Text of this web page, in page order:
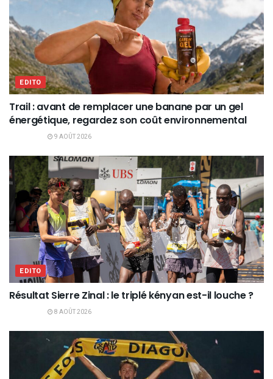
EDITO
Trail : avant de remplacer une banane par un gel
énergétique, regardez son coût environnemental
9 AOÛT 2026
EDITO
Résultat Sierre Zinal : le triplé kényan est-il louche ?
8 AOÛT 2026